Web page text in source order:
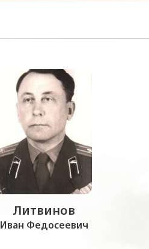
Литвинов
Иван Федосеевич